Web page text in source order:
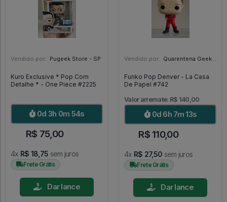
Vendido por: Pugeek Store - SP
Kuro Exclusive * Pop Com
Detalhe * - One Piece #2225
0d 3h 0m 53s
R$ 75,00
4x R$ 18,75 sem juros
Frete Grátis
Dar lance
Vendido por: Quarentena Geek Store - SP
Funko Pop Denver - La Casa
De Papel #742
Valor arremate: R$ 140,00
0d 6h 7m 12s
R$ 110,00
4x R$ 27,50 sem juros
Frete Grátis
Dar lance